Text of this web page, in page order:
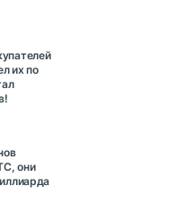
их по
они